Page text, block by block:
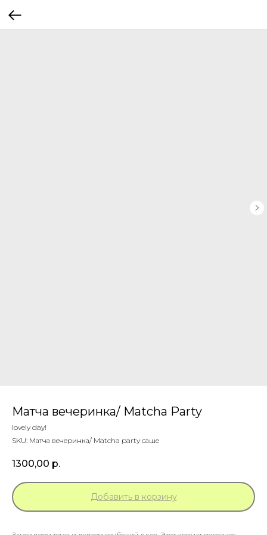
Матча вечеринка/ Matcha Party
lovely day!
SKU: Матча вечеринка/ Matcha party саше
1300,00 р.
Добавить в корзину